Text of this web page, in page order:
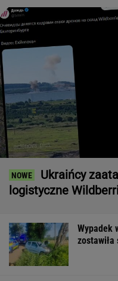
Ukraińcy
logistyczne
Wypadek
zostawiła